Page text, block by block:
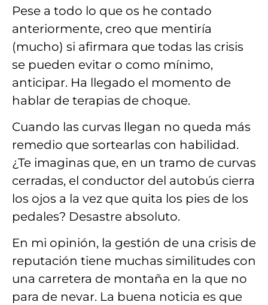
Pese a todo lo que os he contado
anteriormente, creo que mentiría
(mucho) si afirmara que todas las crisis
se pueden evitar o como mínimo,
anticipar. Ha llegado el momento de
hablar de terapias de choque.
Cuando las curvas llegan no queda más
remedio que sortearlas con habilidad.
¿Te imaginas que, en un tramo de curvas
cerradas, el conductor del autobús cierra
los ojos a la vez que quita los pies de los
pedales? Desastre absoluto.
En mi opinión, la gestión de una crisis de
reputación tiene muchas similitudes con
una carretera de montaña en la que no
para de nevar. La buena noticia es que